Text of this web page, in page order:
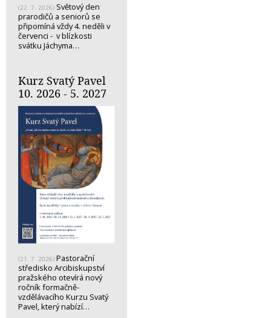
(22. 7. 2026) Světový den
prarodičů a seniorů se
připomíná vždy 4. neděli v
červenci - v blízkosti
svátku Jáchyma…
Kurz Svatý Pavel
10. 2026 - 5. 2027
(21. 7. 2026) Pastorační
středisko Arcibiskupství
pražského otevírá nový
ročník formačně-
vzdělávacího Kurzu Svatý
Pavel, který nabízí…